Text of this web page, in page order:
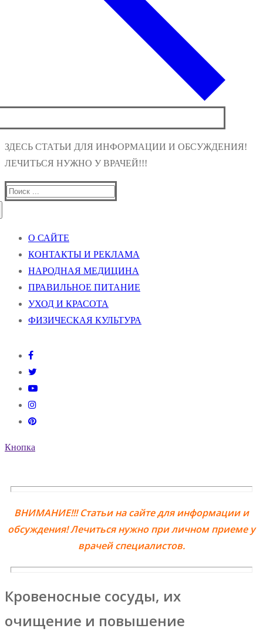
ЗДЕСЬ СТАТЬИ ДЛЯ ИНФОРМАЦИИ И ОБСУЖДЕНИЯ!
ЛЕЧИТЬСЯ НУЖНО У ВРАЧЕЙ!!!
Найти:
О САЙТЕ
КОНТАКТЫ И РЕКЛАМА
НАРОДНАЯ МЕДИЦИНА
ПРАВИЛЬНОЕ ПИТАНИЕ
УХОД И КРАСОТА
ФИЗИЧЕСКАЯ КУЛЬТУРА
Кнопка
ВНИМАНИЕ!!! Статьи на сайте для информации и
обсуждения! Лечиться нужно при личном приеме у
врачей специалистов.
Кровеносные сосуды, их
очищение и повышение